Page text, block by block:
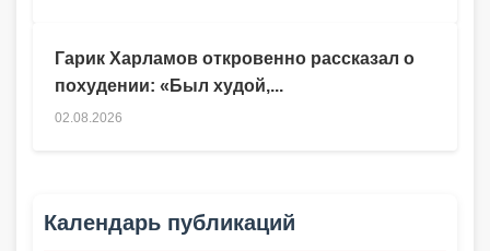
Гарик Харламов откровенно рассказал о
похудении: «Был худой,...
02.08.2026
Календарь публикаций